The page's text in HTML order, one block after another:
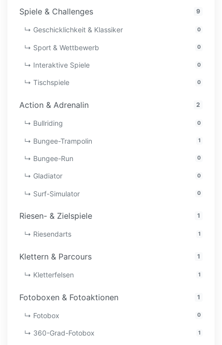
Spiele & Challenges 9
↳ Geschicklichkeit & Klassiker 0
↳ Sport & Wettbewerb 0
↳ Interaktive Spiele 0
↳ Tischspiele 0
Action & Adrenalin 2
↳ Bullriding 0
↳ Bungee-Trampolin 1
↳ Bungee-Run 0
↳ Gladiator 0
↳ Surf-Simulator 0
Riesen- & Zielspiele 1
↳ Riesendarts 1
Klettern & Parcours 1
↳ Kletterfelsen 1
Fotoboxen & Fotoaktionen 1
↳ Fotobox 0
↳ 360-Grad-Fotobox 1